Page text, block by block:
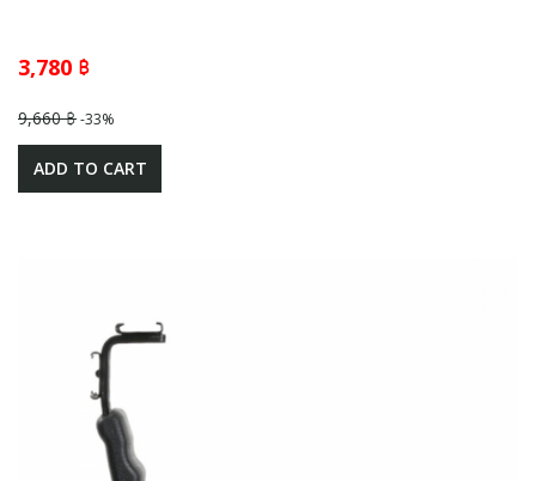
3,780 ฿
9,660 ฿-33%
ADD TO CART